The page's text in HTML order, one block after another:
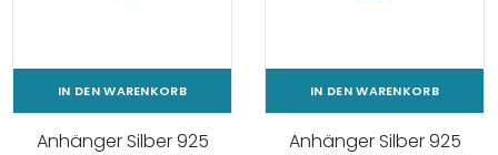
IN DEN WARENKORB
Anhänger Silber 925
IN DEN WARENKORB
Anhänger Silber 925